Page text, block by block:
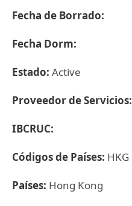
Fecha de Borrado:
Fecha Dorm:
Estado: Active
Proveedor de Servicios:
IBCRUC:
Códigos de Países: HKG
Países: Hong Kong